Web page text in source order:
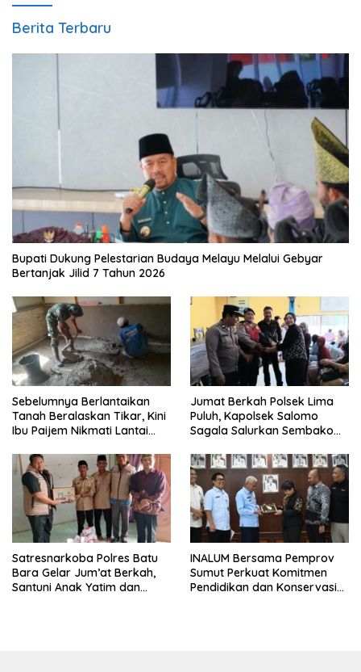
Berita Terbaru
Bupati Dukung Pelestarian Budaya Melayu Melalui Gebyar
Bertanjak Jilid 7 Tahun 2026
Sebelumnya Berlantaikan
Tanah Beralaskan Tikar, Kini
Ibu Paijem Nikmati Lantai
Satgas TMMD Ke-129 Kodim
0208/Asahan
Jumat Berkah Polsek Lima
Puluh, Kapolsek Salomo
Sagala Salurkan Sembako
Gambus
Satresnarkoba Polres Batu
Bara Gelar Jum’at Berkah,
Santuni Anak Yatim dan
INALUM Bersama Pemprov
Sumut Perkuat Komitmen
Pendidikan dan Konservasi